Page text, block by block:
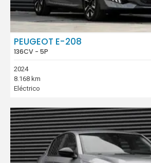
PEUGEOT E-208
136CV - 5P
2024
8.168 km
Eléctrico